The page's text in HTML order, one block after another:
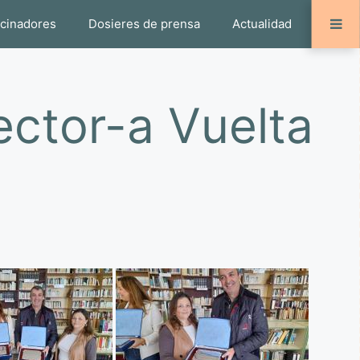
Dosieres de prensa Actualidad
a Vuelta